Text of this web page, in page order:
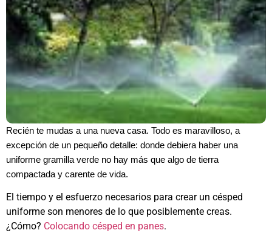
Recién te mudas a una nueva casa. Todo es maravilloso, a
excepción de un pequeño detalle: donde debiera haber una
uniforme gramilla verde no hay más que algo de tierra
compactada y carente de vida.
El tiempo y el esfuerzo necesarios para crear un césped
uniforme son menores de lo que posiblemente creas.
¿Cómo? Colocando césped en panes.